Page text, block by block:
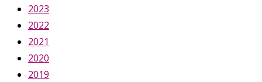
2023
2022
2021
2020
2019